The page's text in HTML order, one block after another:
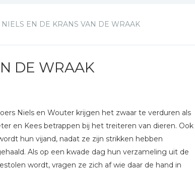
NIELS EN DE KRANS VAN DE WRAAK
DE WRAAK
Niels en Wouter krijgen het zwaar te verduren als
en Kees betrappen bij het treiteren van dieren. Ook
hun vijand, nadat ze zijn strikken hebben
Als op een kwade dag hun verzameling uit de
wordt, vragen ze zich af wie daar de hand in